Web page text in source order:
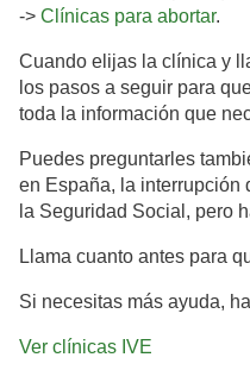
-> Clínicas para abortar.
Cuando elijas la clínica y
los pasos a seguir para
toda la información que
Puedes preguntarles
en España, la interrupción
la Seguridad Social, pero
Llama cuanto antes para
Si necesitas más ayuda,
Ver clínicas IVE